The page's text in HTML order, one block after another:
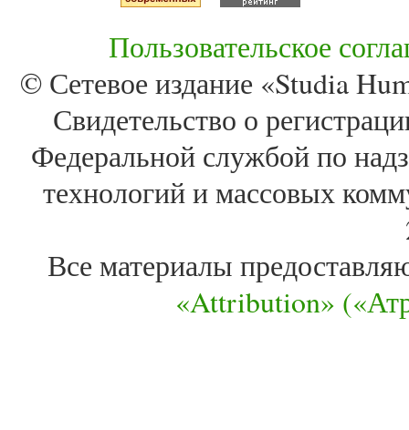
Пользовательское
© Сетевое издание «Studia
Свидетельство о
Федеральной службой по
технологий и массовых
Все материалы
«Attribution»